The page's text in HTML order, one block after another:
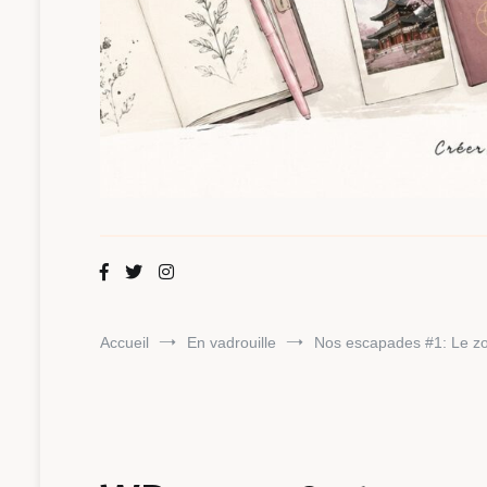
Maman Chou
Accueil En vadrouille Nos escapades #1: Le